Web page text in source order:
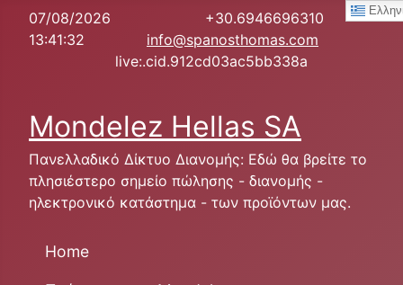
07/08/2026
13:41:32
+30.6946696310
info@spanosthomas.com
live:.cid.912cd03ac5bb338a
Mondelez Hellas SA
Πανελλαδικό Δίκτυο Διανομής: Εδώ θα βρείτε το
πλησιέστερο σημείο πώλησης - διανομής -
ηλεκτρονικό κατάστημα - των προϊόντων μας.
Home